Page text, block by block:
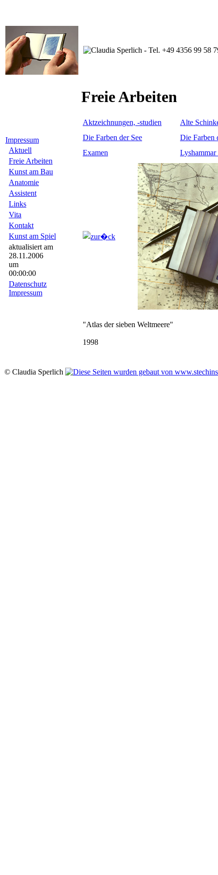
Impressum
Aktuell
Freie Arbeiten
Kunst am Bau
Anatomie
Assistent
Links
Vita
Kontakt
Kunst am Spiel
aktualisiert am
28.11.2006
um
00:00:00
Datenschutz
Impressum
Freie Arbeiten
Aktzeichnungen, -studien
Alte
Die Farben der See
Die Farben
Examen
Lyshammar
"Atlas der sieben Weltmeere"
1998
© Claudia Sperlich